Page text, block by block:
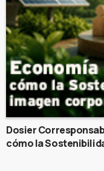
Dosier
cómo la